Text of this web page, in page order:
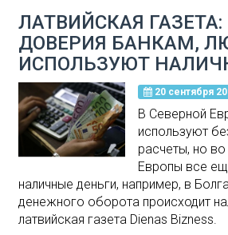
ЛАТВИЙСКАЯ
ДОВЕРИЯ БАНКАМ,
ИСПОЛЬЗУЮТ
20 сентября
В Северной
используют
расчеты, но
Европы все
наличные деньги, например, в
денежного оборота происходит
латвийская газета Dienas Bizness.